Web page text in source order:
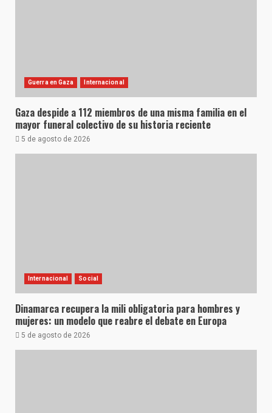
Guerra en Gaza Internacional
Gaza despide a 112 miembros de una misma familia en el
mayor funeral colectivo de su historia reciente
5 de agosto de 2026
Internacional Social
Dinamarca recupera la mili obligatoria para hombres y
mujeres: un modelo que reabre el debate en Europa
5 de agosto de 2026